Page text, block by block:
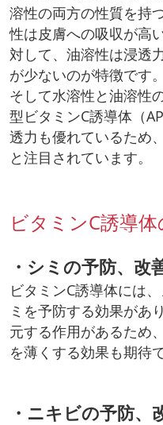
溶性の両方の性質を持
性は皮膚への吸収が高
対して、油溶性は浸透
が少ないのが特徴です。
そして水溶性と油溶性
型ビタミンC誘導体（
透力も優れているため
と注目されています。
ビタミンC誘導
・シミの予防、改
ビタミンC誘導体には
ミを予防する効果があ
元する作用があるため
を薄くする効果も期待
・ニキビの予防、